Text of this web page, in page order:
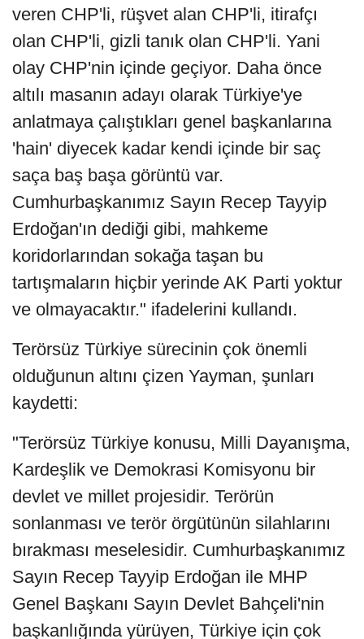
veren CHP'li, rüşvet alan CHP'li, itirafçı
olan CHP'li, gizli tanık olan CHP'li. Yani
olay CHP'nin içinde geçiyor. Daha önce
altılı masanın adayı olarak Türkiye'ye
anlatmaya çalıştıkları genel başkanlarına
'hain' diyecek kadar kendi içinde bir saç
saça baş başa görüntü var.
Cumhurbaşkanımız Sayın Recep Tayyip
Erdoğan'ın dediği gibi, mahkeme
koridorlarından sokağa taşan bu
tartışmaların hiçbir yerinde AK Parti yoktur
ve olmayacaktır." ifadelerini kullandı.
Terörsüz Türkiye sürecinin çok önemli
olduğunun altını çizen Yayman, şunları
kaydetti:
"Terörsüz Türkiye konusu, Milli Dayanışma,
Kardeşlik ve Demokrasi Komisyonu bir
devlet ve millet projesidir. Terörün
sonlanması ve terör örgütünün silahlarını
bırakması meselesidir. Cumhurbaşkanımız
Sayın Recep Tayyip Erdoğan ile MHP
Genel Başkanı Sayın Devlet Bahçeli'nin
başkanlığında yürüyen, Türkiye için çok